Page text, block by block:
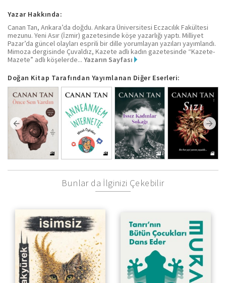
Yazar Hakkında:
Canan Tan, Ankara’da doğdu. Ankara Üniversitesi Eczacılık Fakültesi
mezunu. Yeni Asır (İzmir) gazetesinde köşe yazarlığı yaptı. Milliyet
Pazar’da güncel olayları esprili bir dille yorumlayan yazıları yayımlandı.
Mimoza dergisinde Çuvaldız, Kazete adlı kadın gazetesinde “Kazete-
Mazete” adlı köşelerde... Yazarın Sayfası
Doğan Kitap Tarafından Yayımlanan Diğer Eserleri:
Bunlar da İlginizi Çekebilir